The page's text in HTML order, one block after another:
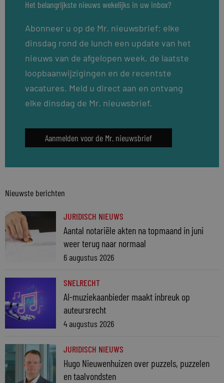
Het belangrijkste nieuws wekelijks in uw inbox?
Abonneer u op de Mr. nieuwsbrief: elke
dinsdag rond de lunch een update van het
nieuws van de afgelopen week, de laatste
loopbaanwijzigingen en de recentste
vacatures. Meld u direct aan en ontvang
elke dinsdag de Mr. nieuwsbrief.
Aanmelden voor de Mr. nieuwsbrief
Nieuwste berichten
JURIDISCH NIEUWS
Aantal notariële akten na topmaand in juni
weer terug naar normaal
6 augustus 2026
SNELRECHT
AI-muziekaanbieder maakt inbreuk op
auteursrecht
4 augustus 2026
JURIDISCH NIEUWS
Hugo Nieuwenhuizen over puzzels, puzzelen
en taalvondsten